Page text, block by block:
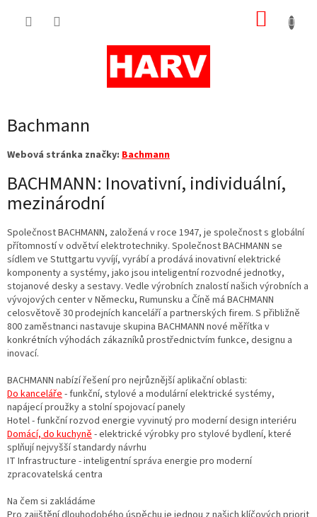
Bachmann
Webová stránka značky: Bachmann
BACHMANN: Inovativní, individuální,
mezinárodní
Společnost BACHMANN, založená v roce 1947, je společnost s globální
přítomností v odvětví elektrotechniky. Společnost BACHMANN se
sídlem ve Stuttgartu vyvíjí, vyrábí a prodává inovativní elektrické
komponenty a systémy, jako jsou inteligentní rozvodné jednotky,
stojanové desky a sestavy. Vedle výrobních znalostí našich výrobních a
vývojových center v Německu, Rumunsku a Číně má BACHMANN
celosvětově 30 prodejních kanceláří a partnerských firem. S přibližně
800 zaměstnanci nastavuje skupina BACHMANN nové měřítka v
konkrétních výhodách zákazníků prostřednictvím funkce, designu a
inovací.
BACHMANN nabízí řešení pro nejrůznější aplikační oblasti:
Do kanceláře - funkční, stylové a modulární elektrické systémy,
napájecí proužky a stolní spojovací panely
Hotel - funkční rozvod energie vyvinutý pro moderní design interiéru
Domácí, do kuchyně - elektrické výrobky pro stylové bydlení, které
splňují nejvyšší standardy návrhu
IT Infrastructure - inteligentní správa energie pro moderní
zpracovatelská centra
Na čem si zakládáme